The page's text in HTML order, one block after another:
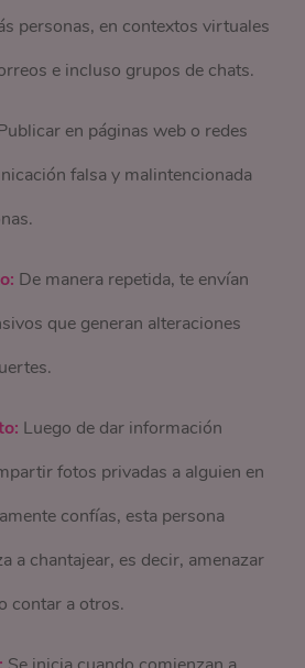
personas, en contextos virtuales
e incluso grupos de chats.
en páginas web o redes
falsa y malintencionada
De manera repetida, te envían
que generan alteraciones
Luego de dar información
fotos privadas a alguien en
confías, esta persona
a chantajear, es decir, amenazar
contar a otros.